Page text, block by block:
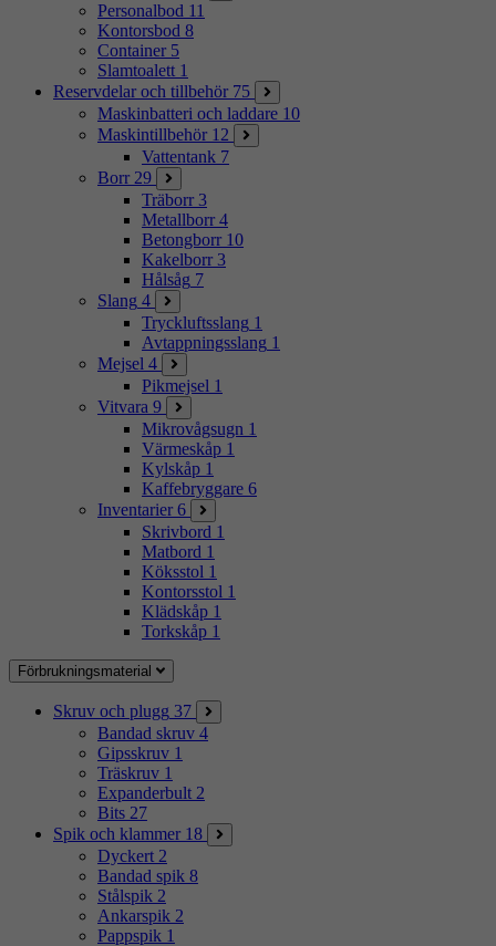
Personalbod 11
Kontorsbod 8
Container 5
Slamtoalett 1
Reservdelar och tillbehör 75
Maskinbatteri och laddare 10
Maskintillbehör 12
Vattentank 7
Borr 29
Träborr 3
Metallborr 4
Betongborr 10
Kakelborr 3
Hålsåg 7
Slang 4
Tryckluftsslang 1
Avtappningsslang 1
Mejsel 4
Pikmejsel 1
Vitvara 9
Mikrovågsugn 1
Värmeskåp 1
Kylskåp 1
Kaffebryggare 6
Inventarier 6
Skrivbord 1
Matbord 1
Köksstol 1
Kontorsstol 1
Klädskåp 1
Torkskåp 1
Förbrukningsmaterial
Skruv och plugg 37
Bandad skruv 4
Gipsskruv 1
Träskruv 1
Expanderbult 2
Bits 27
Spik och klammer 18
Dyckert 2
Bandad spik 8
Stålspik 2
Ankarspik 2
Pappspik 1